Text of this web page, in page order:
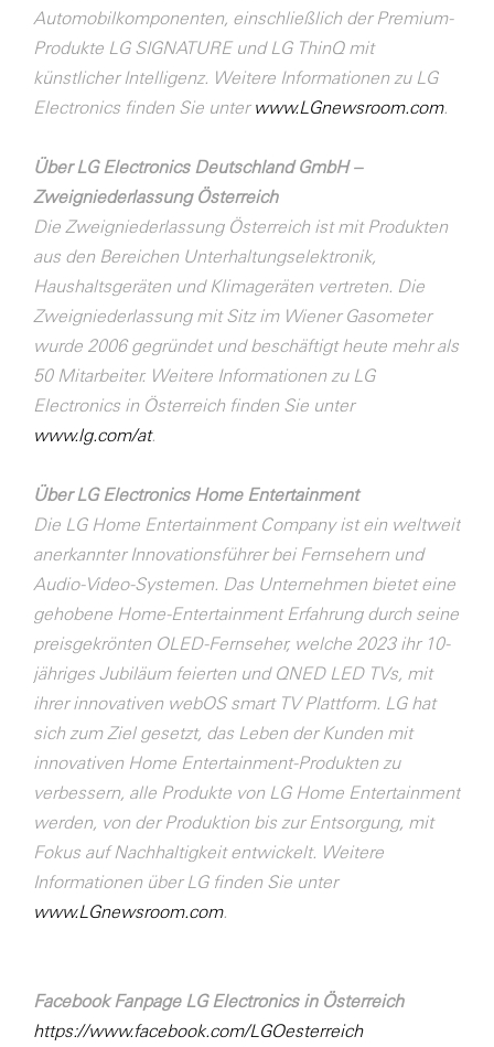
Automobilkomponenten, einschließlich der Premium-
Produkte LG SIGNATURE und LG ThinQ mit
künstlicher Intelligenz. Weitere Informationen zu LG
Electronics finden Sie unter www.LGnewsroom.com.
Über LG Electronics Deutschland GmbH –
Zweigniederlassung Österreich
Die Zweigniederlassung Österreich ist mit Produkten
aus den Bereichen Unterhaltungselektronik,
Haushaltsgeräten und Klimageräten vertreten. Die
Zweigniederlassung mit Sitz im Wiener Gasometer
wurde 2006 gegründet und beschäftigt heute mehr als
50 Mitarbeiter. Weitere Informationen zu LG
Electronics in Österreich finden Sie unter
www.lg.com/at.
Über LG Electronics Home Entertainment
Die LG Home Entertainment Company ist ein weltweit
anerkannter Innovationsführer bei Fernsehern und
Audio-Video-Systemen. Das Unternehmen bietet eine
gehobene Home-Entertainment Erfahrung durch seine
preisgekrönten OLED-Fernseher, welche 2023 ihr 10-
jähriges Jubiläum feierten und QNED LED TVs, mit
ihrer innovativen webOS smart TV Plattform. LG hat
sich zum Ziel gesetzt, das Leben der Kunden mit
innovativen Home Entertainment-Produkten zu
verbessern, alle Produkte von LG Home Entertainment
werden, von der Produktion bis zur Entsorgung, mit
Fokus auf Nachhaltigkeit entwickelt. Weitere
Informationen über LG finden Sie unter
www.LGnewsroom.com.
Facebook Fanpage LG Electronics in Österreich
https://www.facebook.com/LGOesterreich